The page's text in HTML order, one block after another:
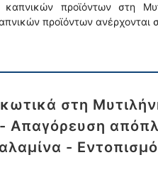
προϊόντων στη
προϊόντων
στη
Απαγόρευση
-